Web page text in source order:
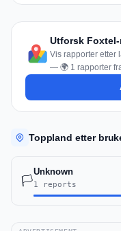
Utforsk
Vis rapporter etter
— 🌍 1 rapporter
Toppland etter
🏳️
Unknown
1 reports